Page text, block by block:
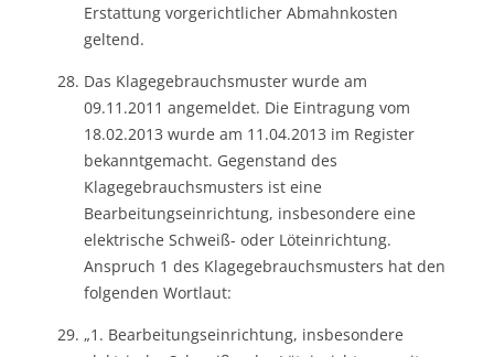
Erstattung vorgerichtlicher Abmahnkosten
geltend.
Das Klagegebrauchsmuster wurde am
09.11.2011 angemeldet. Die Eintragung vom
18.02.2013 wurde am 11.04.2013 im Register
bekanntgemacht. Gegenstand des
Klagegebrauchsmusters ist eine
Bearbeitungseinrichtung, insbesondere eine
elektrische Schweiß- oder Löteinrichtung.
Anspruch 1 des Klagegebrauchsmusters hat den
folgenden Wortlaut:
„1. Bearbeitungseinrichtung, insbesondere